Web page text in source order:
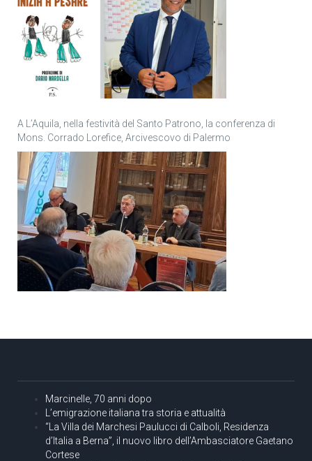
A L’Aquila, nella festività del Santo Patrono, la conferenza di
Mons. Corrado Lorefice, Arcivescovo di Palermo
Marcinelle, 70 anni dopo
L’emigrazione italiana tra storia e attualità
“La Villa dei Marchesi Paulucci di Calboli, Residenza
d’Italia a Berna”, il nuovo libro dell’Ambasciatore Gaetano
Cortese